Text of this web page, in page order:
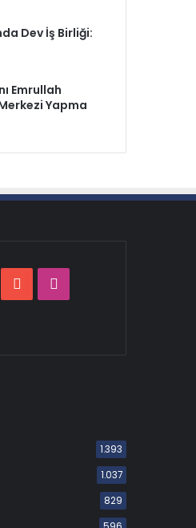
Dev İş Birliği:
Emrullah
Yapma
YouTube
1.393
1.037
829